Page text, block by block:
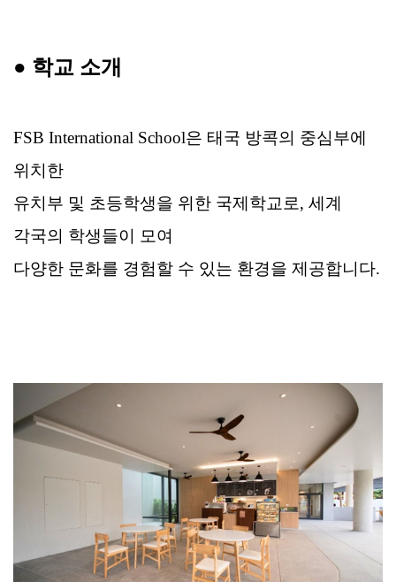
● 학교 소개
FSB International School은 태국 방콕의 중심부에
위치한
유치부 및 초등학생을 위한 국제학교로, 세계
각국의 학생들이 모여
다양한 문화를 경험할 수 있는 환경을 제공합니다.